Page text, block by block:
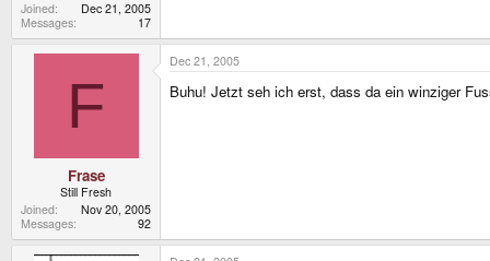
Joined
Dec 21, 2005
Messages
17
F
Frase
Still Fresh
Joined
Nov 20, 2005
Messages
92
Dec 21, 2005
Buhu! Jetzt seh ich erst, dass da ein winziger